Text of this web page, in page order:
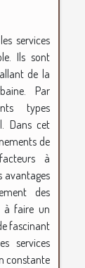
services
Ils sont
de la
Par
types
Dans cet
de
à
avantages
des
à faire un
fascinant
services
constante